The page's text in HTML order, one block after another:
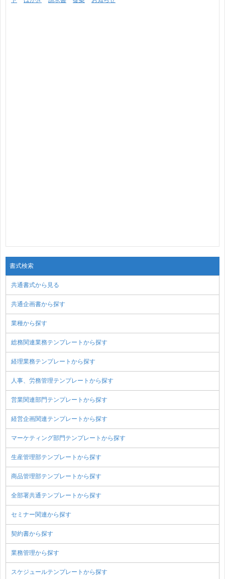
書式検索
共通書式から見る
共通企画書から探す
業種から探す
総務関連業務テンプレートから探す
経理業務テンプレートから探す
人事、労務管理テンプレートから探す
営業関連部門テンプレートから探す
経営企画関連テンプレートから探す
マーケティング部門テンプレートから探す
生産管理部テンプレートから探す
商品管理部テンプレートから探す
全部署共通テンプレートから探す
セミナー関連から探す
契約書から探す
業務管理から探す
スケジュールテンプレートから探す